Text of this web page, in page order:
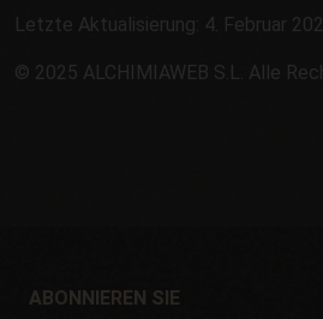
Letzte Aktualisierung: 4. Februar
© 2025 ALCHIMIAWEB S.L. Alle
ABONNIEREN SIE